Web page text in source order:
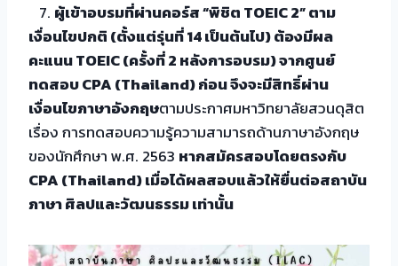
7. ผู้เข้าอบรมที่ผ่านคอร์ส “พิชิต TOEIC 2” ตาม
เงื่อนไขปกติ (ตั้งแต่รุ่นที่ 14 เป็นต้นไป) ต้องมีผล
คะแนน TOEIC (ครั้งที่ 2 หลังการอบรม) จากศูนย์
ทดสอบ CPA (Thailand) ก่อน จึงจะมีสิทธิ์ผ่าน
เงื่อนไขภาษาอังกฤษตามประกาศมหาวิทยาลัยสวนดุสิต
เรื่อง การทดสอบความรู้ความสามารถด้านภาษาอังกฤษ
ของนักศึกษา พ.ศ. 2563 หากสมัครสอบโดยตรงกับ
CPA (Thailand) เมื่อได้ผลสอบแล้วให้ยื่นต่อสถาบัน
ภาษา ศิลปและวัฒนธรรม เท่านั้น